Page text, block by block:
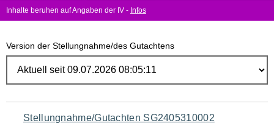
Inhalte beruhen auf Angaben der IV - Infos
Version der Stellungnahme/des Gutachtens
Navigation
Stellungnahme/Gutachten SG2405310002